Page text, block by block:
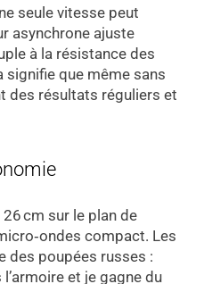
seule vitesse peut
asynchrone ajuste
à la résistance des
signifie que même sans
des résultats réguliers et
cm sur le plan de
compact. Les
des poupées russes :
et je gagne du